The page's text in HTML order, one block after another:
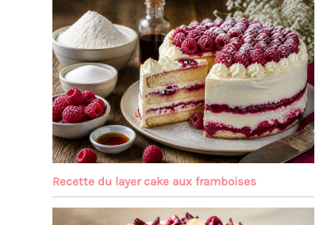
Recette du layer cake aux framboises